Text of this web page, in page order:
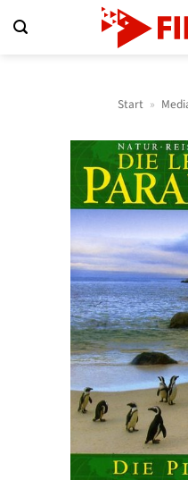
Inhalt
Start »